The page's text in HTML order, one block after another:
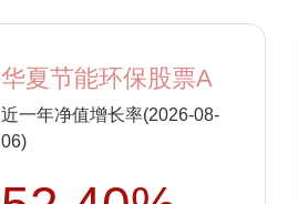
华夏节能环保股票A
近一年净值增长率(2026-08-
06)